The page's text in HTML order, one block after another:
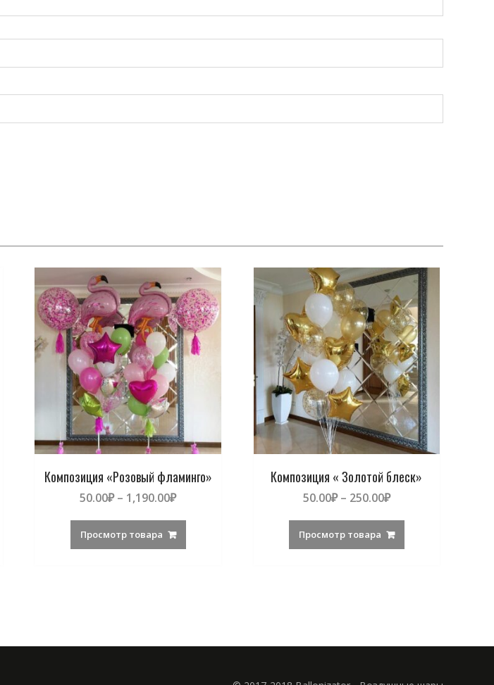
Композиция «Розовый фламинго»
50.00₽– 1,190.00₽
Просмотр товара
Композиция « Золотой блеск»
50.00₽– 250.00₽
Просмотр товара